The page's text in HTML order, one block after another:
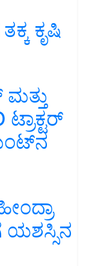
ಕೃಷಿ
ಯಶಸ್ಸಿನ